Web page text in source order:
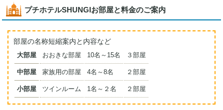
プチホテルSHUNGIお部屋と料金のご案内
部屋の名称短縮案内と内容など
大部屋 おおきな部屋 10名～15名 ３部屋
中部屋 家族用の部屋 4名～8名 ２部屋
小部屋 ツインルーム 1名～２名 ２部屋